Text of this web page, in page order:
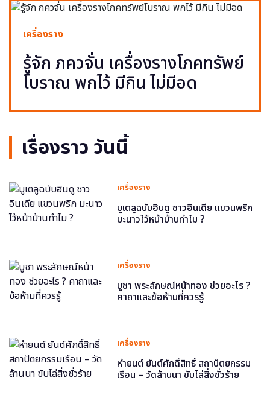
เครื่องราง
รู้จัก ภควจั่น เครื่องรางโภคทรัพย์
โบราณ พกไว้ มีกิน ไม่มีอด
เรื่องราว วันนี้
เครื่องราง
มูเตลูฉบับฮินดู ชาวอินเดีย แขวนพริก
มะนาวไว้หน้าบ้านทำไม ?
เครื่องราง
บูชา พระลักษณ์หน้าทอง ช่วยอะไร ?
คาถาและข้อห้ามที่ควรรู้
เครื่องราง
หำยนต์ ยันต์ศักดิ์สิทธิ์ สถาปัตยกรรม
เรือน – วัดล้านนา ขับไล่สิ่งชั่วร้าย